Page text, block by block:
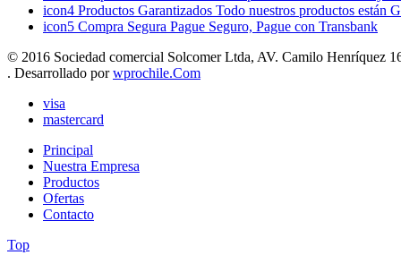
icon4 Productos Garantizados Todo nuestros productos están
icon5 Compra Segura Pague Seguro, Pague con Transbank
© 2016 Sociedad comercial Solcomer Ltda, AV. Camilo Henríquez
. Desarrollado porwprochile.Com
visa
mastercard
Principal
Nuestra Empresa
Productos
Ofertas
Contacto
Top